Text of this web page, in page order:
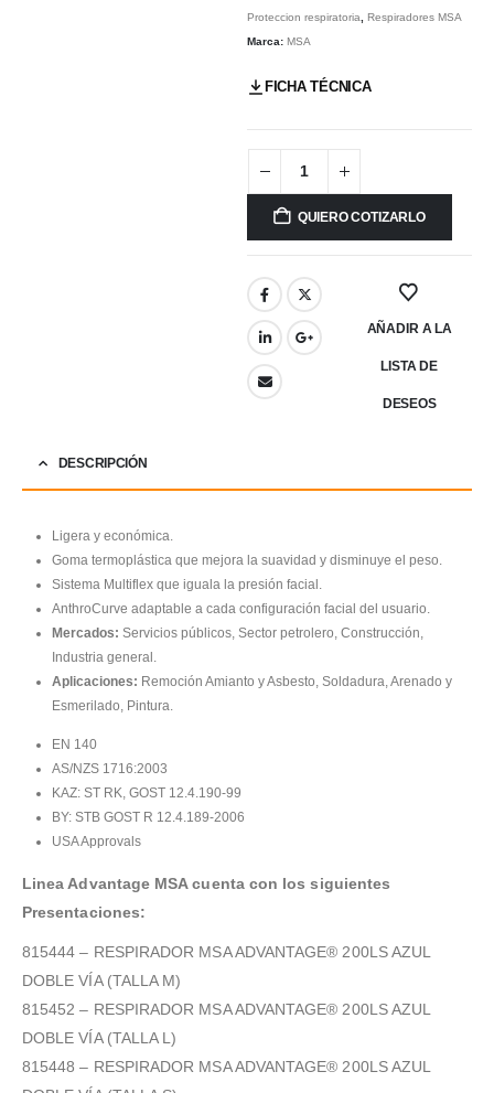
Proteccion respiratoria
Respiradores MSA
Marca: MSA
FICHA TÉCNICA
QUIERO COTIZARLO
AÑADIR A LA
LISTA DE
DESEOS
DESCRIPCIÓN
Ligera y económica.
Goma termoplástica que mejora la suavidad y disminuye el peso.
Sistema Multiflex que iguala la presión facial.
AnthroCurve adaptable a cada configuración facial del usuario.
Mercados: Servicios públicos, Sector petrolero, Construcción,
Industria general.
Aplicaciones: Remoción Amianto y Asbesto, Soldadura, Arenado y
Esmerilado, Pintura.
EN 140
AS/NZS 1716:2003
KAZ: ST RK, GOST 12.4.190-99
BY: STB GOST R 12.4.189-2006
USA Approvals
Linea Advantage MSA cuenta con los siguientes
Presentaciones:
815444 – RESPIRADOR MSA ADVANTAGE® 200LS AZUL
DOBLE VÍA (TALLA M)
815452 – RESPIRADOR MSA ADVANTAGE® 200LS AZUL
DOBLE VÍA (TALLA L)
815448 – RESPIRADOR MSA ADVANTAGE® 200LS AZUL